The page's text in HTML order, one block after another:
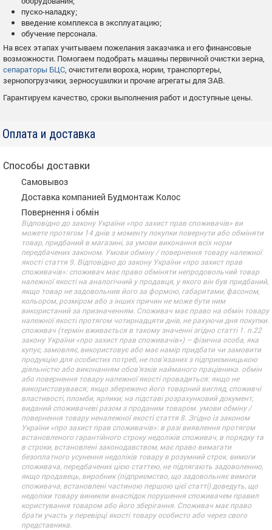
пуско-наладку;
введение комплекса в эксплуатацию;
обучение персонала.
На всех этапах учитываем пожелания заказчика и его финансовые
возможности. Помогаем подобрать машины первичной очистки зерна,
сепараторы БЦС , очистители вороха, нории, транспортеры,
зернопогрузчики, зерносушилки и прочие агрегаты для ЗАВ.
Гарантируем качество, сроки выполнения работ и доступные цены.
Оплата и доставка
Способы доставки
Самовывоз
Доставка компанией Будмонтаж Колос
Повернення і обмін
Відповідно до закону України «про захист прав споживачів» ви
можете протягом 14 днів з моменту покупки повернути або обміняти
товар, придбаний в магазині, за умови виконання всіх норм
передбачених законом. Умови обміну / повернення товару належної
якості стаття 9. Відповідно до закону України «про захист прав
споживачів»: споживач має право обміняти непродовольчий товар
належної якості на аналогічний у продавця, у якого він був придбаний,
якщо товар не задовольнив його за формою, габаритами, фасоном,
кольором, розміром або з інших причин не може бути ним
використаний за призначенням. Споживач має право на обмін товару
належної якості протягом чотирнадцяти днів, не рахуючи дня покупки.
споживач (термін вживається в такому значенні згідно статті 1. п.22
закону України «про захист прав споживачів») – фізична особа, яка
купує, замовляє, використовує або має намір придбати чи замовити
продукцію для особистих потреб, не пов’язаних з підприємницькою
діяльністю або виконанням обов’язків найманого працівника. обмін
або повернення товару належної якості провадиться: якщо не
використовувався; якщо збережено його товарний вигляд, споживчі
властивості, пломби, ярлики; на підставі розрахунковий документ,
виданий споживачеві разом з проданим товаром. умови обміну /
повернення товару неналежної якості стаття 8. Згідно із законом
України «про захист прав споживачів»: в разі виявлення протягом
встановленого гарантійного строку недоліків споживач, в порядку та
в строки, встановлені законодавством, має право вимагати
безоплатного усунення недоліків товару в розумний строк. вимоги
споживача, передбачених цією статтею, не підлягають задоволенню,
якщо продавець, виробник (підприємство, що задовольняє вимоги
споживача, встановлені частиною першою цієї статті) доведуть, що
недоліки товару виникли внаслідок порушення споживачем правил
користування товаром або його зберігання. Споживач має право
брати участь у перевірці якості товару особисто або через свого
представника.